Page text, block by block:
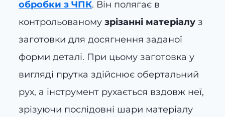
обробки з ЧПК. Він полягає в
контрольованому зрізанні матеріалу з
заготовки для досягнення заданої
форми деталі. При цьому заготовка у
вигляді прутка здійснює обертальний
рух, а інструмент рухається вздовж неї,
зрізуючи послідовні шари матеріалу